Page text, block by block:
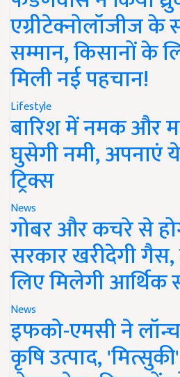
एग्रीटेक्नोलॉजीज के
सम्मान, किसानों के
मिली नई पहचान!
Lifestyle
बारिश में नमक और
घुसेगी नमी, अपनाएं
ट्रिक्स
News
गोबर और कचरे से
सरकार खरीदेगी
लिए मिलेगी आर्थिक
News
इफको-एमसी ने
कृषि उत्पाद,